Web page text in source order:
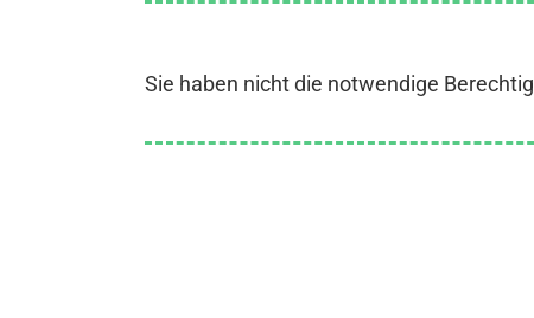
Sie haben nicht die notwendige